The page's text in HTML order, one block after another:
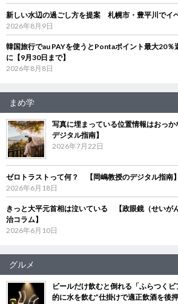
新しい水辺の過ごし方を提案 札幌市・豊平川でイ
2026年8月9日
韓国旅行でau PAYを使うとPontaポイント最大20％
に【9月30日まで】
2026年8月8日
まめ学
写真に埋まっている位置情報はおっ
デジタル指南】
2026年7月22日
ゼロトラストって何？ 【岡嶋教授のデジタル指南】
2026年6月18日
きっと大平元首相は泣いている 【政眼鏡（せいが
治コラム】
2026年6月10日
グルメ
ビールだけ飲むと倒れる「ふらつく
的に水を飲む”仕掛けで適正飲酒を後